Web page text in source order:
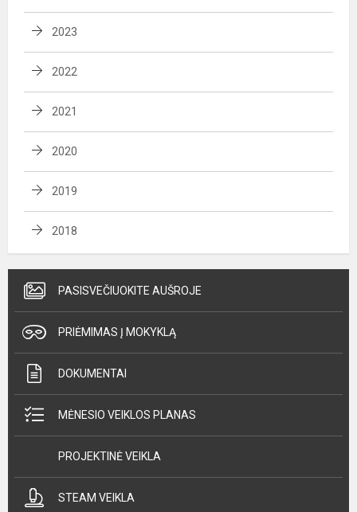
2023
2022
2021
2020
2019
2018
PASISVEČIUOKITE AUŠROJE
PRIĖMIMAS Į MOKYKLĄ
DOKUMENTAI
MĖNESIO VEIKLOS PLANAS
PROJEKTINĖ VEIKLA
STEAM VEIKLA